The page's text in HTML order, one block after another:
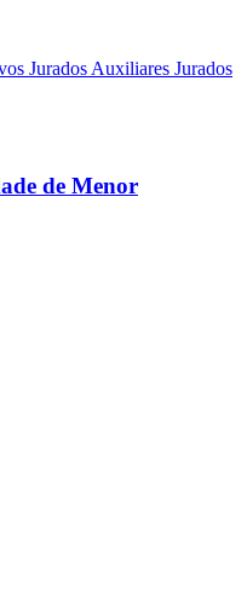
Jurados Auxiliares Jurados
de Menor